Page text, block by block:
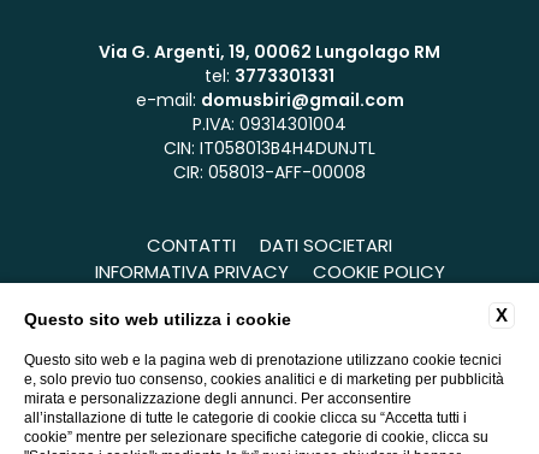
Via G. Argenti, 19, 00062 Lungolago RM
tel: 3773301331
e-mail: domusbiri@gmail.com
P.IVA: 09314301004
CIN: IT058013B4H4DUNJTL
CIR: 058013-AFF-00008
CONTATTI
DATI SOCIETARI
INFORMATIVA PRIVACY
COOKIE POLICY
X
Questo sito web utilizza i cookie
Questo sito web e la pagina web di prenotazione utilizzano cookie tecnici
e, solo previo tuo consenso, cookies analitici e di marketing per pubblicità
mirata e personalizzazione degli annunci. Per acconsentire
all’installazione di tutte le categorie di cookie clicca su “Accetta tutti i
cookie” mentre per selezionare specifiche categorie di cookie, clicca su